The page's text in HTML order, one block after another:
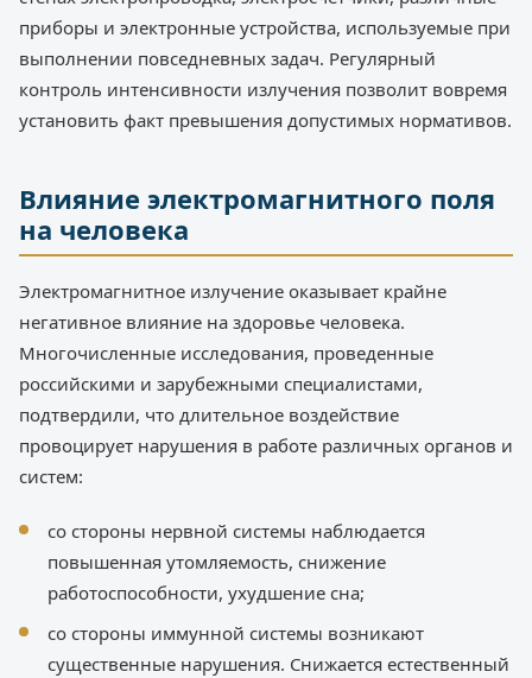
приборы и электронные устройства, используемые при
выполнении повседневных задач. Регулярный
контроль интенсивности излучения позволит вовремя
установить факт превышения допустимых нормативов.
Влияние электромагнитного поля
на человека
Электромагнитное излучение оказывает крайне
негативное влияние на здоровье человека.
Многочисленные исследования, проведенные
российскими и зарубежными специалистами,
подтвердили, что длительное воздействие
провоцирует нарушения в работе различных органов и
систем:
со стороны нервной системы наблюдается
повышенная утомляемость, снижение
работоспособности, ухудшение сна;
со стороны иммунной системы возникают
существенные нарушения. Снижается естественный